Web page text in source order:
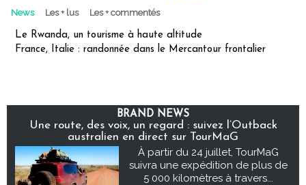
News Les + lus Les + commentés
Le Rwanda, un tourisme à haute altitude
France, Italie : randonnée dans le Mercantour frontalier
BRAND NEWS
Une route, des voix, un regard : suivez l’Outback
australien en direct sur TourMaG
À partir du 24 juillet, TourMaG
suivra une expédition de plus de
5 000 kilomètres à travers...